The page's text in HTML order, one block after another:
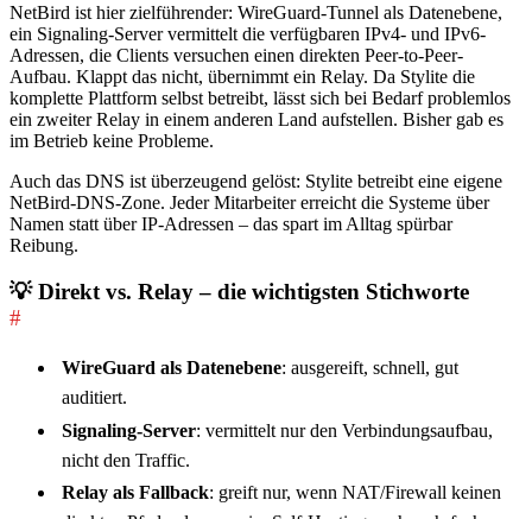
NetBird ist hier zielführender: WireGuard-Tunnel als Datenebene,
ein Signaling-Server vermittelt die verfügbaren IPv4- und IPv6-
Adressen, die Clients versuchen einen direkten Peer-to-Peer-
Aufbau. Klappt das nicht, übernimmt ein Relay. Da Stylite die
komplette Plattform selbst betreibt, lässt sich bei Bedarf problemlos
ein zweiter Relay in einem anderen Land aufstellen. Bisher gab es
im Betrieb keine Probleme.
Auch das DNS ist überzeugend gelöst: Stylite betreibt eine eigene
NetBird-DNS-Zone. Jeder Mitarbeiter erreicht die Systeme über
Namen statt über IP-Adressen – das spart im Alltag spürbar
Reibung.
💡 Direkt vs. Relay – die wichtigsten Stichworte
#
WireGuard als Datenebene: ausgereift, schnell, gut
auditiert.
Signaling-Server: vermittelt nur den Verbindungsaufbau,
nicht den Traffic.
Relay als Fallback: greift nur, wenn NAT/Firewall keinen